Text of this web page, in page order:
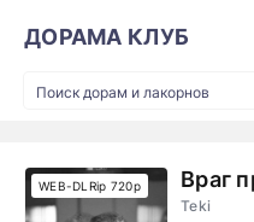
ДОРАМА КЛУБ
Враг
Teki
WEB-DLRip 720p